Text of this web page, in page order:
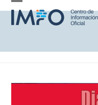
SkipOpen
mobile
Close
mobile